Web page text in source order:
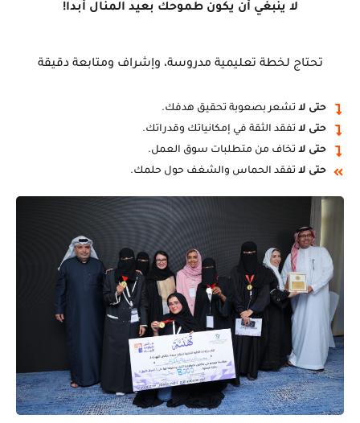
لا ينبغي أن يكون طموحك بعيد المنال أبداً!
تحتاج لخطة تعليمية مدروسة، وإشراف ومتابعة دقيقة
حتى لا تشعر بصعوبة تحقيق هدفك.
حتى لا تفقد الثقة في إمكانياتك وقدراتك.
حتى لا تخاف من متطلبات سوق العمل.
حتى لا تفقد الحماس والشغف حول حلمك.